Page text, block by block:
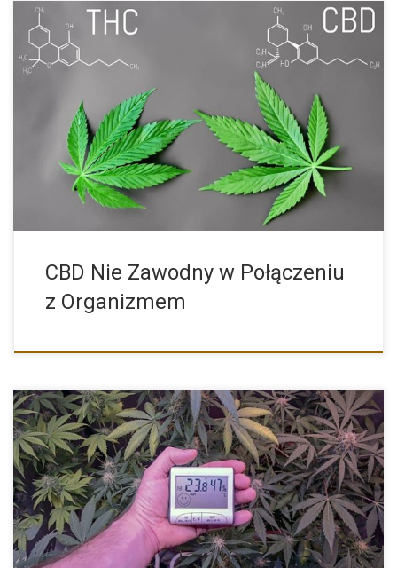
Dlaczego CBD jest tak nie zawodny w połączeniu z organizmem
CBD Nie Zawodny w Połączeniu
z Organizmem
Wilgotność w Uprawie Konopi Indyjskich Indoor, Przygotowanie
Pomieszczenia Pod Uprawę […]